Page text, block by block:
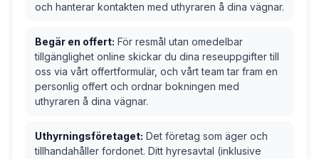
och hanterar kontakten med uthyraren å dina vägnar.
Begär en offert: För resmål utan omedelbar
tillgänglighet online skickar du dina reseuppgifter till
oss via vårt offertformulär, och vårt team tar fram en
personlig offert och ordnar bokningen med
uthyraren å dina vägnar.
Uthyrningsföretaget: Det företag som äger och
tillhandahåller fordonet. Ditt hyresavtal (inklusive